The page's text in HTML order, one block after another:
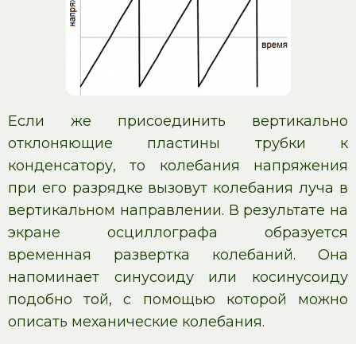
Если же присоединить вертикально
отклоняющие пластины трубки к
конденсатору, то колебания напряжения
при его разрядке вызовут колебания луча в
вертикальном направлении. В результате на
экране осциллографа образуется
временная развертка колебаний. Она
напоминает синусоиду или косинусоиду
подобно той, с помощью которой можно
описать механические колебания.